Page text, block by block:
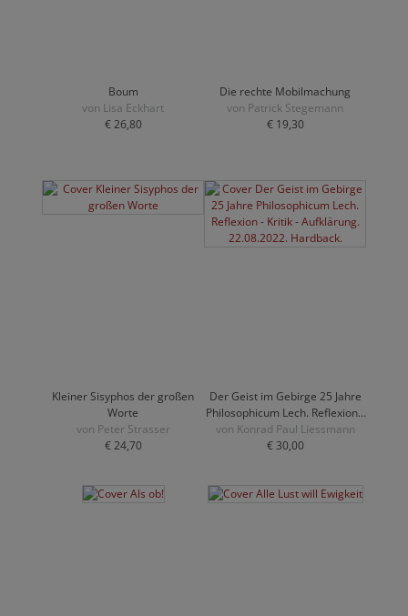
Boum
von Lisa Eckhart
€ 26,80
Die rechte Mobilmachung
von Patrick Stegemann
€ 19,30
Kleiner Sisyphos der großen
Worte
von Peter Strasser
€ 24,70
Der Geist im Gebirge 25 Jahre
Philosophicum Lech. Reflexion -
Kritik - Aufklärung. 22.08.2022.
Hardback.
von Konrad Paul Liessmann
€ 30,00